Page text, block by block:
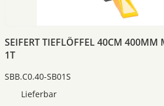
SEIFERT TIEFLÖFFEL 40CM 400MM
1T
SBB.C0.40-SB01S
Lieferbar